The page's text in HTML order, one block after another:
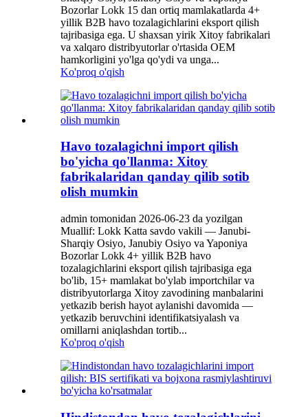
Bozorlar Lokk 15 dan ortiq mamlakatlarda 4+
yillik B2B havo tozalagichlarini eksport qilish
tajribasiga ega. U shaxsan yirik Xitoy fabrikalari
va xalqaro distribyutorlar o'rtasida OEM
hamkorligini yo'lga qo'ydi va unga...
Ko'proq o'qish
Havo tozalagichni import qilish
bo'yicha qo'llanma: Xitoy
fabrikalaridan qanday qilib sotib
olish mumkin
admin tomonidan 2026-06-23 da yozilgan
Muallif: Lokk Katta savdo vakili — Janubi-
Sharqiy Osiyo, Janubiy Osiyo va Yaponiya
Bozorlar Lokk 4+ yillik B2B havo
tozalagichlarini eksport qilish tajribasiga ega
bo'lib, 15+ mamlakat bo'ylab importchilar va
distribyutorlarga Xitoy zavodining manbalarini
yetkazib berish hayot aylanishi davomida —
yetkazib beruvchini identifikatsiyalash va
omillarni aniqlashdan tortib...
Ko'proq o'qish